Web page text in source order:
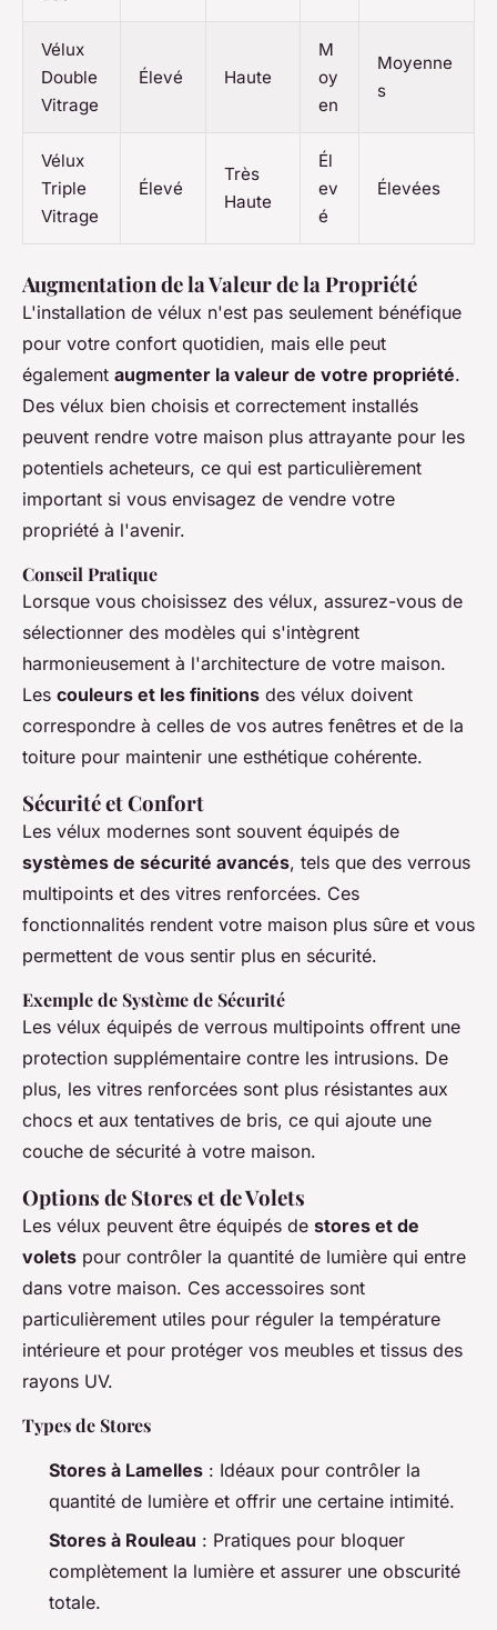
Vélux
Double
Vitrage
Élevé Haute
M
oy
en
Moyenne
s
Vélux
Triple
Vitrage
Élevé
Très
Haute
Él
ev
é
Élevées
Augmentation de la Valeur de la Propriété
L'installation de vélux n'est pas seulement bénéfique
pour votre confort quotidien, mais elle peut
également augmenter la valeur de votre propriété.
Des vélux bien choisis et correctement installés
peuvent rendre votre maison plus attrayante pour les
potentiels acheteurs, ce qui est particulièrement
important si vous envisagez de vendre votre
propriété à l'avenir.
Conseil Pratique
Lorsque vous choisissez des vélux, assurez-vous de
sélectionner des modèles qui s'intègrent
harmonieusement à l'architecture de votre maison.
Les couleurs et les finitions des vélux doivent
correspondre à celles de vos autres fenêtres et de la
toiture pour maintenir une esthétique cohérente.
Sécurité et Confort
Les vélux modernes sont souvent équipés de
systèmes de sécurité avancés, tels que des verrous
multipoints et des vitres renforcées. Ces
fonctionnalités rendent votre maison plus sûre et vous
permettent de vous sentir plus en sécurité.
Exemple de Système de Sécurité
Les vélux équipés de verrous multipoints offrent une
protection supplémentaire contre les intrusions. De
plus, les vitres renforcées sont plus résistantes aux
chocs et aux tentatives de bris, ce qui ajoute une
couche de sécurité à votre maison.
Options de Stores et de Volets
Les vélux peuvent être équipés de stores et de
volets pour contrôler la quantité de lumière qui entre
dans votre maison. Ces accessoires sont
particulièrement utiles pour réguler la température
intérieure et pour protéger vos meubles et tissus des
rayons UV.
Types de Stores
Stores à Lamelles : Idéaux pour contrôler la
quantité de lumière et offrir une certaine intimité.
Stores à Rouleau : Pratiques pour bloquer
complètement la lumière et assurer une obscurité
totale.